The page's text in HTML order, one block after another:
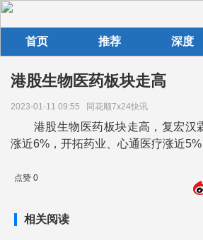
首页 推荐 深度
港股生物医药板块走高
2023-01-11 09:55 同花顺7x24快讯
港股生物医药板块走高，复宏汉
涨近6%，开拓药业、心通医疗涨近5%
点赞 0
相关阅读